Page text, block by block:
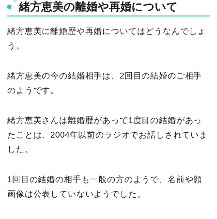
緒方恵美の離婚や再婚について
緒方恵美に離婚歴や再婚についてはどうなんでしょ
う。
緒方恵美の今の結婚相手は、2回目の結婚のご相手
のようです。
緒方恵美さんは離婚歴があって1度目の結婚があっ
たことは、2004年以前のラジオでお話しされていま
した。
1回目の結婚の相手も一般の方のようで、名前や顔
画像は公表していないようでした。